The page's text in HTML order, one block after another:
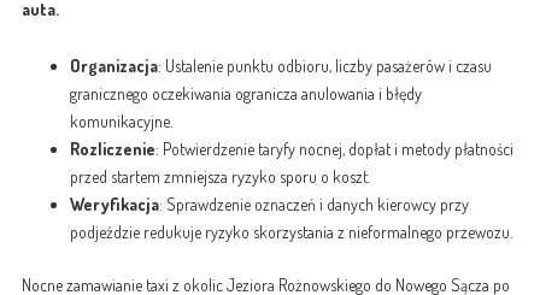
auta.
Organizacja: Ustalenie punktu odbioru, liczby pasażerów i czasu
granicznego oczekiwania ogranicza anulowania i błędy
komunikacyjne.
Rozliczenie: Potwierdzenie taryfy nocnej, dopłat i metody płatności
przed startem zmniejsza ryzyko sporu o koszt.
Weryfikacja: Sprawdzenie oznaczeń i danych kierowcy przy
podjeździe redukuje ryzyko skorzystania z nieformalnego przewozu.
Nocne zamawianie taxi z okolic Jeziora Rożnowskiego do Nowego Sącza po